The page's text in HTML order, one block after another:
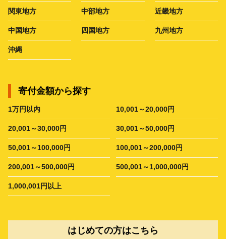
関東地方 中部地方 近畿地方
中国地方 四国地方 九州地方
沖縄
寄付金額から探す
1万円以内 10,001～20,000円
20,001～30,000円 30,001～50,000円
50,001～100,000円 100,001～200,000円
200,001～500,000円 500,001～1,000,000円
1,000,001円以上
はじめての方はこちら